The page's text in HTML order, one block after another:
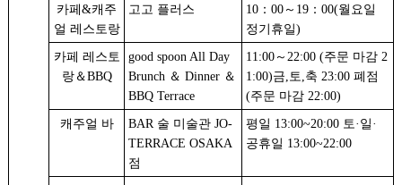
카페&캐주
얼 레스토랑
고고 플러스
10：00～19：00(월요일
정기휴일)
카페 레스토
랑＆BBQ
good spoon All Day
Brunch ＆ Dinner ＆
BBQ Terrace
11:00～22:00 (주문 마감 2
1:00)금,토,축 23:00 폐점
(주문 마감 22:00)
캐주얼 바
BAR 술 미술관 JO-
TERRACE OSAKA
점
평일 13:00~20:00 토·일·
공휴일 13:00~22:00